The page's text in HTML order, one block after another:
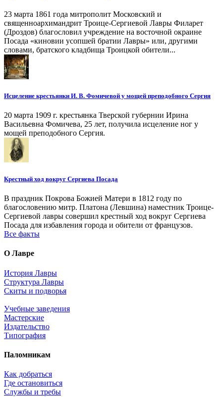
23 марта 1861 года митрополит Московский и
священноархимандрит Троице-Сергиевой Лавры Филарет
(Дроздов) благословил учреждение на восточной окраине
Посада «киновии усопшей братии Лавры» или, другими
словами, братского кладбища Троицкой обители...
Исцеление крестьянки И. В. Фомичевой у мощей преподобного Сергия
20 марта 1909 г. крестьянка Тверской губернии Ирина
Васильевна Фомичева, 25 лет, получила исцеление ног у
мощей преподобного Сергия.
Крестный ход вокруг Сергиева Посада
В праздник Покрова Божией Матери в 1812 году по
благословению митр. Платона (Левшина) наместник Троице-
Сергиевой лавры совершил крестный ход вокруг Сергиева
Посада для избавления города и обители от французов.
Все факты
О Лавре
История Лавры
Структура Лавры
Скиты и подворья
Учебные заведения
Мастерские
Издательство
Типография
Паломникам
Как добраться
Где остановиться
Службы и требы